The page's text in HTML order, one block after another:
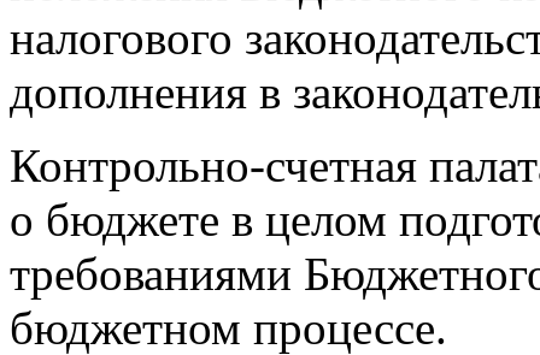
налогового
дополнения в
Контрольно-счетная
о бюджете в целом
требованиями
бюджетном процессе.